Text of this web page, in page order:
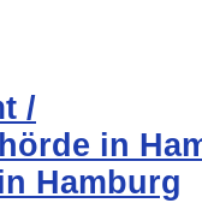
/
in
Hamburg